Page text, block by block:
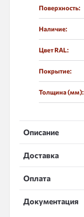
Поверхность:
Наличие:
Цвет RAL:
Покрытие:
Толщина (мм):
Описание
Доставка
Оплата
Документация